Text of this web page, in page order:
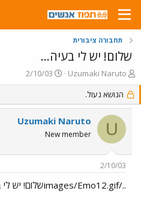
תחבורה ציבורית
שלום! יש לי בעיה...
פ
ו
ת
ח
נ
Uzumaki Naruto
פ
ו
ס
ם
ב
ת
2/10/03
הנושא נעול.
U
Uzumaki Naruto
New member
2/10/03
../images/Emo12.gifשלום! יש לי בעיה...